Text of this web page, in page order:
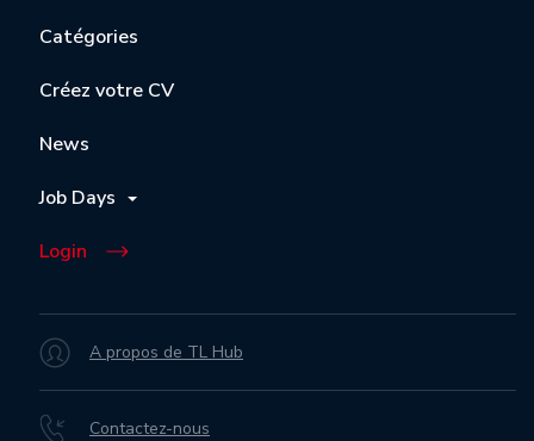
Catégories
Créez votre CV
News
Job Days
Login
A propos de TL Hub
Contactez-nous